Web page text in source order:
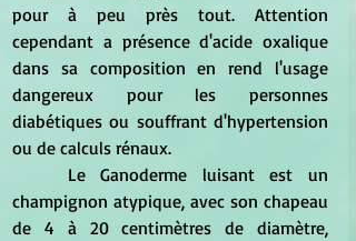
pour à peu près tout. Attention
cependant a présence d'acide oxalique
dans sa composition en rend l'usage
dangereux pour les personnes
diabétiques ou souffrant d'hypertension
ou de calculs rénaux.
champignon atypique, avec son chapeau
de 4 à 20 centimètres de diamètre,